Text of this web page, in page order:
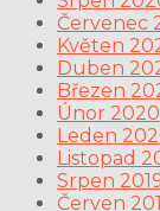
Červenec
Květen
Duben
Březen
Únor 2020
Leden
Listopad
Srpen
Červen